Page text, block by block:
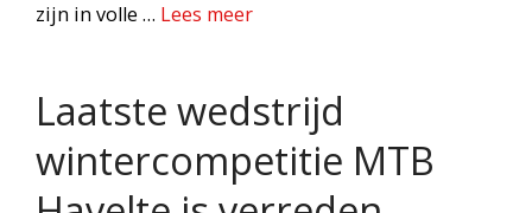
zijn in volle … Lees meer
Laatste wedstrijd
wintercompetitie MTB